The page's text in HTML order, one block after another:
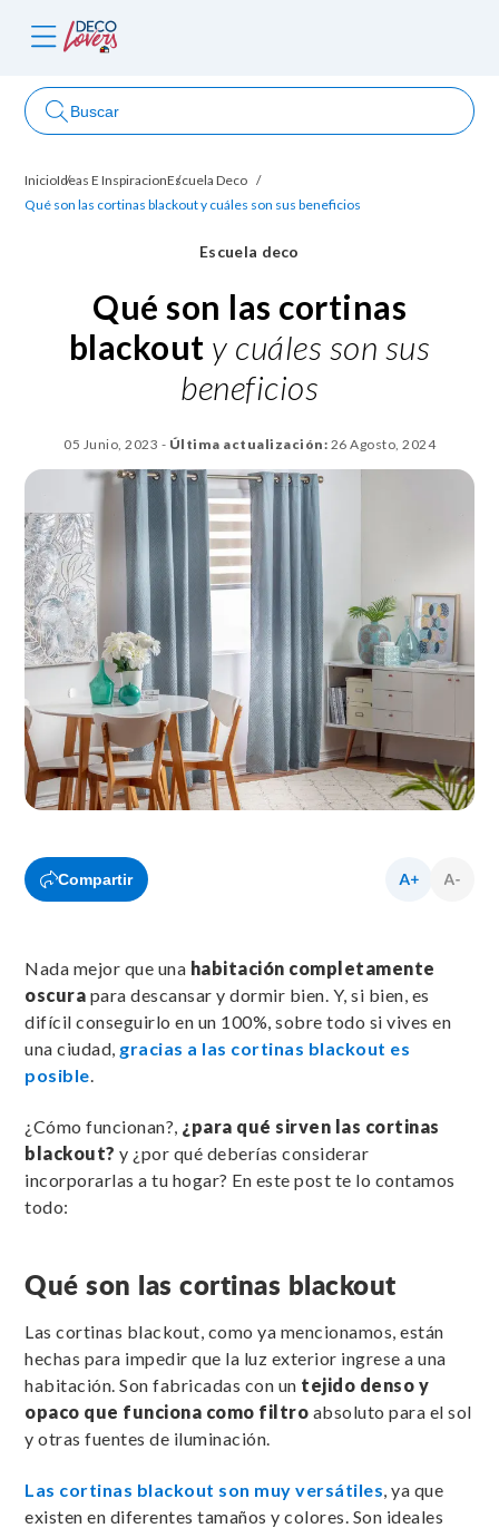
Buscar
InicioIdeas E InspiracionEscuela Deco
Qué son las cortinas blackout y cuáles son sus beneficios
Escuela deco
Qué son las cortinas
blackout y cuáles son sus
beneficios
05 Junio, 2023 - Última actualización: 26 Agosto, 2024
Compartir
Nada mejor que una habitación completamente
oscura para descansar y dormir bien. Y, si bien, es
difícil conseguirlo en un 100%, sobre todo si vives en
una ciudad, gracias a las cortinas blackout es
posible.
¿Cómo funcionan?, ¿para qué sirven las cortinas
blackout? y ¿por qué deberías considerar
incorporarlas a tu hogar? En este post te lo contamos
todo:
Qué son las cortinas blackout
Las cortinas blackout, como ya mencionamos, están
hechas para impedir que la luz exterior ingrese a una
habitación. Son fabricadas con un tejido denso y
opaco que funciona como filtro absoluto para el sol
y otras fuentes de iluminación.
Las cortinas blackout son muy versátiles, ya que
existen en diferentes tamaños y colores. Son ideales